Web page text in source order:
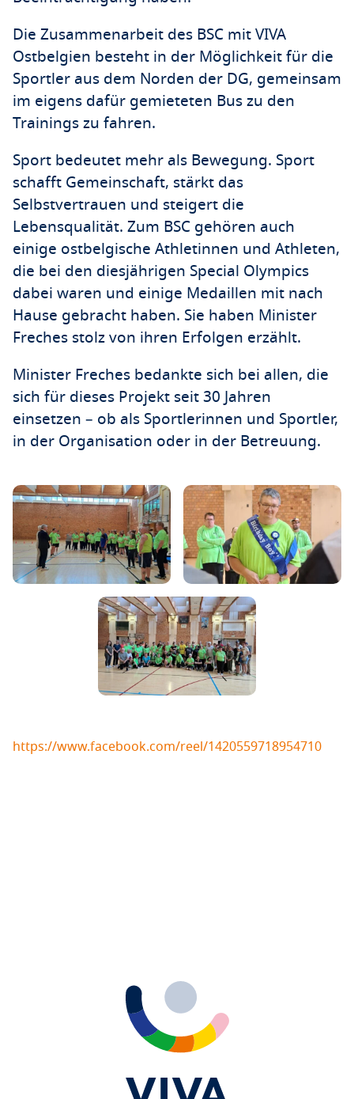
Die Zusammenarbeit des BSC mit VIVA
Ostbelgien besteht in der Möglichkeit für die
Sportler aus dem Norden der DG, gemeinsam
im eigens dafür gemieteten Bus zu den
Trainings zu fahren.
Sport bedeutet mehr als Bewegung. Sport
schafft Gemeinschaft, stärkt das
Selbstvertrauen und steigert die
Lebensqualität. Zum BSC gehören auch
einige ostbelgische Athletinnen und Athleten,
die bei den diesjährigen Special Olympics
dabei waren und einige Medaillen mit nach
Hause gebracht haben. Sie haben Minister
Freches stolz von ihren Erfolgen erzählt.
Minister Freches bedankte sich bei allen, die
sich für dieses Projekt seit 30 Jahren
einsetzen – ob als Sportlerinnen und Sportler,
in der Organisation oder in der Betreuung.
https://www.facebook.com/reel/1420559718954710